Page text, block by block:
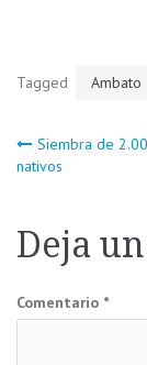
Tagged Ambato
Siembra de
nativos
Deja
Comentario *